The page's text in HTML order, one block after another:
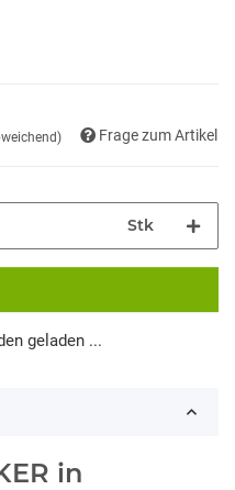
Frage zum Artikel
Stk
geladen ...
in